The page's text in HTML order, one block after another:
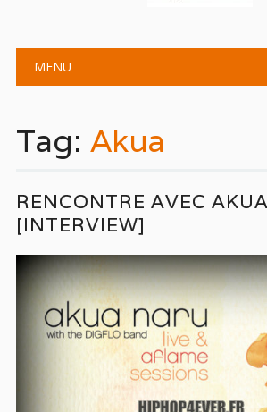
Main menu
MENU
Tag: Akua
RENCONTRE AVEC
[INTERVIEW]